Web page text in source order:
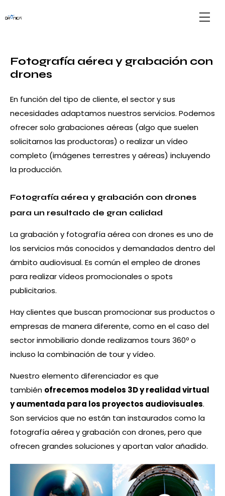
Fotografía aérea y grabación con
drones
En función del tipo de cliente, el sector y sus
necesidades adaptamos nuestros servicios. Podemos
ofrecer solo grabaciones aéreas (algo que suelen
solicitarnos las productoras) o realizar un vídeo
completo (imágenes terrestres y aéreas) incluyendo
la producción.
Fotografía aérea y grabación con drones
para un resultado de gran calidad
La grabación y fotografía aérea con drones es uno de
los servicios más conocidos y demandados dentro del
ámbito audiovisual. Es común el empleo de drones
para realizar vídeos promocionales o spots
publicitarios.
Hay clientes que buscan promocionar sus productos o
empresas de manera diferente, como en el caso del
sector inmobiliario donde realizamos tours 360º o
incluso la combinación de tour y vídeo.
Nuestro elemento diferenciador es que
también ofrecemos modelos 3D y realidad virtual
y aumentada para los proyectos audiovisuales.
Son servicios que no están tan instaurados como la
fotografía aérea y grabación con drones, pero que
ofrecen grandes soluciones y aportan valor añadido.